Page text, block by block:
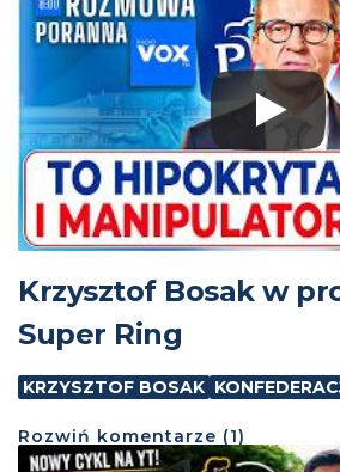
Krzysztof Bosak w
Super Ring
KRZYSZTOF BOSAK
Rozwiń komentarze (1)